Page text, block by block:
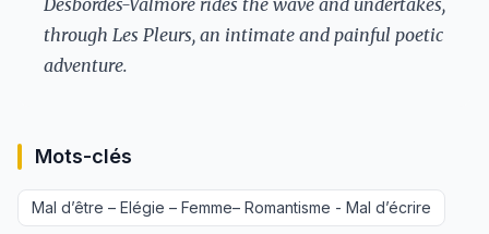
Desbordes-Valmore rides the wave and undertakes,
through Les Pleurs, an intimate and painful poetic
adventure.
Mots-clés
Mal d’être – Elégie – Femme– Romantisme - Mal d’écrire